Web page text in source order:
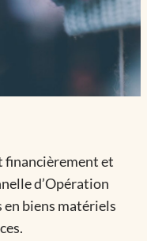
financièrement et
d’Opération
en biens matériels